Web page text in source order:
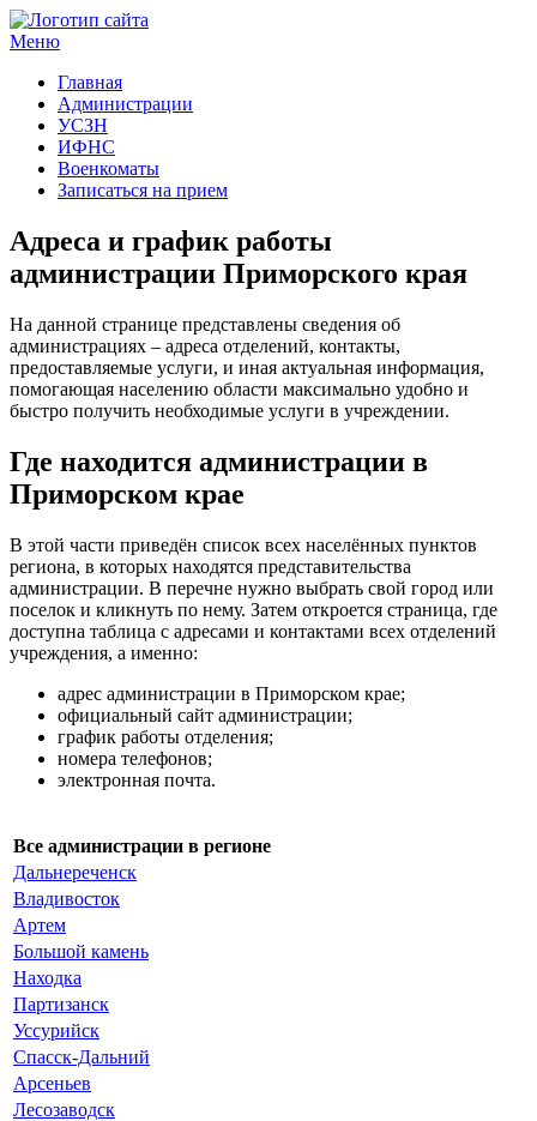
Меню
Главная
Администрации
УСЗН
ИФНС
Военкоматы
Записаться на прием
Адреса и график работы
администрации Приморского края
На данной странице представлены сведения об
администрациях – адреса отделений, контакты,
предоставляемые услуги, и иная актуальная информация,
помогающая населению области максимально удобно и
быстро получить необходимые услуги в учреждении.
Где находится администрации в
Приморском крае
В этой части приведён список всех населённых пунктов
региона, в которых находятся представительства
администрации. В перечне нужно выбрать свой город или
поселок и кликнуть по нему. Затем откроется страница, где
доступна таблица с адресами и контактами всех отделений
учреждения, а именно:
адрес администрации в Приморском крае;
официальный сайт администрации;
график работы отделения;
номера телефонов;
электронная почта.
Все администрации в регионе
Дальнереченск
Владивосток
Артем
Большой камень
Находка
Партизанск
Уссурийск
Спасск-Дальний
Арсеньев
Лесозаводск